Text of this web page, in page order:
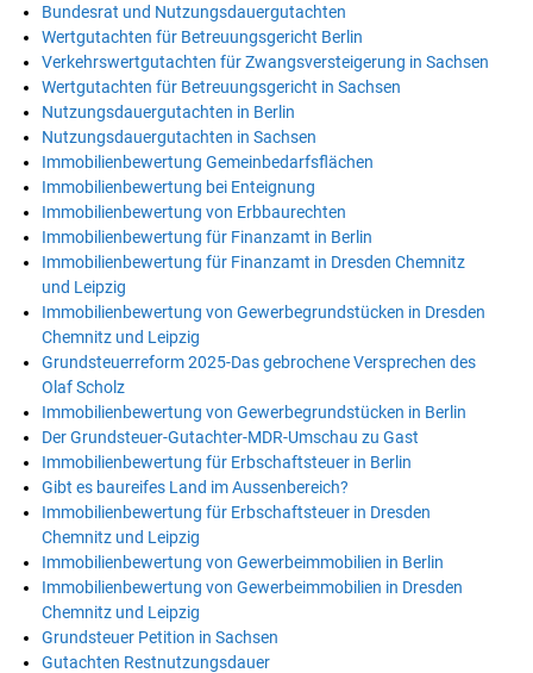
Bundesrat und Nutzungsdauergutachten
Wertgutachten für Betreuungsgericht Berlin
Verkehrswertgutachten für Zwangsversteigerung in Sachsen
Wertgutachten für Betreuungsgericht in Sachsen
Nutzungsdauergutachten in Berlin
Nutzungsdauergutachten in Sachsen
Immobilienbewertung Gemeinbedarfsflächen
Immobilienbewertung bei Enteignung
Immobilienbewertung von Erbbaurechten
Immobilienbewertung für Finanzamt in Berlin
Immobilienbewertung für Finanzamt in Dresden Chemnitz
und Leipzig
Immobilienbewertung von Gewerbegrundstücken in Dresden
Chemnitz und Leipzig
Grundsteuerreform 2025-Das gebrochene Versprechen des
Olaf Scholz
Immobilienbewertung von Gewerbegrundstücken in Berlin
Der Grundsteuer-Gutachter-MDR-Umschau zu Gast
Immobilienbewertung für Erbschaftsteuer in Berlin
Gibt es baureifes Land im Aussenbereich?
Immobilienbewertung für Erbschaftsteuer in Dresden
Chemnitz und Leipzig
Immobilienbewertung von Gewerbeimmobilien in Berlin
Immobilienbewertung von Gewerbeimmobilien in Dresden
Chemnitz und Leipzig
Grundsteuer Petition in Sachsen
Gutachten Restnutzungsdauer